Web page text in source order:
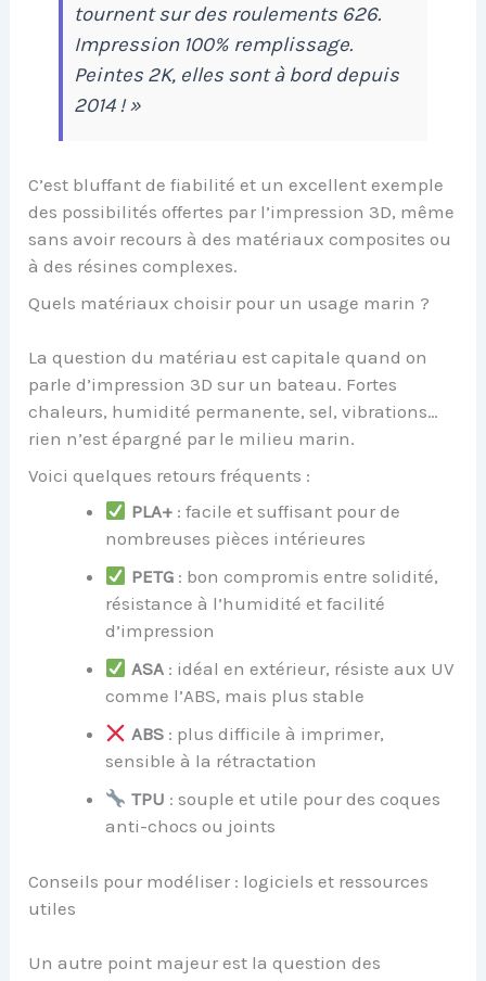
tournent sur des roulements 626.
Impression 100% remplissage.
Peintes 2K, elles sont à bord depuis
2014 ! »
C’est bluffant de fiabilité et un excellent exemple
des possibilités offertes par l’impression 3D, même
sans avoir recours à des matériaux composites ou
à des résines complexes.
Quels matériaux choisir pour un usage marin ?
La question du matériau est capitale quand on
parle d’impression 3D sur un bateau. Fortes
chaleurs, humidité permanente, sel, vibrations…
rien n’est épargné par le milieu marin.
Voici quelques retours fréquents :
PLA+: facile et suffisant pour de
nombreuses pièces intérieures
PETG: bon compromis entre solidité,
résistance à l’humidité et facilité
d’impression
ASA: idéal en extérieur, résiste aux UV
comme l’ABS, mais plus stable
ABS: plus difficile à imprimer,
sensible à la rétractation
TPU : souple et utile pour des coques
anti-chocs ou joints
Conseils pour modéliser : logiciels et ressources
utiles
Un autre point majeur est la question des